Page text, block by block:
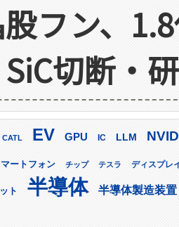
フン、
切断・
CATL EV GPU IC LLM
ートフォン チップ テスラ ディスプレ
ト 半導体 半導体製造装置